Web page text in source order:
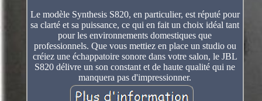
Le modèle Synthesis S820, en particulier, est réputé pour
sa clarté et sa puissance, ce qui en fait un choix idéal tant
pour les environnements domestiques que
professionnels. Que vous mettiez en place un studio ou
créiez une échappatoire sonore dans votre salon, le JBL
S820 délivre un son constant et de haute qualité qui ne
manquera pas d'impressionner.